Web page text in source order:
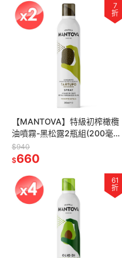
7
折
【MANTOVA】特級初榨橄欖
油噴霧-黑松露2瓶組(200毫升/
瓶)
$940
$660
61
折